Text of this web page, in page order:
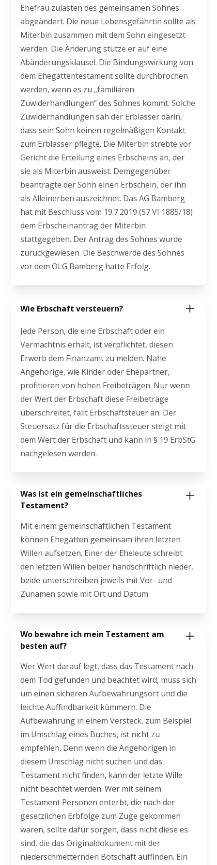
Ehefrau zulasten des gemeinsamen Sohnes
abgeändert. Die neue Lebensgefährtin sollte als
Miterbin zusammen mit dem Sohn eingesetzt
werden. Die Änderung stütze er auf eine
Abänderungsklausel. Die Bindungswirkung von
dem Ehegattentestament sollte durchbrochen
werden, wenn es zu „familiären
Zuwiderhandlungen“ des Sohnes kommt. Solche
Zuwiderhandlungen sah der Erblasser darin,
dass sein Sohn keinen regelmäßigen Kontakt
zum Erblasser pflegte. Die Miterbin strebte vor
Gericht die Erteilung eines Erbscheins an, der
sie als Miterbin ausweist. Demgegenüber
beantragte der Sohn einen Erbschein, der ihn
als Alleinerben auszeichnet. Das AG Bamberg
hat mit Beschluss vom 19.7.2019 (57 VI 1885/18)
dem Erbscheinantrag der Miterbin
stattgegeben. Der Antrag des Sohnes wurde
zurückgewiesen. Die Beschwerde des Sohnes
vor dem OLG Bamberg hatte Erfolg.
Wie Erbschaft versteuern?
Jede Person, die eine Erbschaft oder ein
Vermächtnis erhält, ist verpflichtet, diesen
Erwerb dem Finanzamt zu melden. Nahe
Angehörige, wie Kinder oder Ehepartner,
profitieren von hohen Freibeträgen. Nur wenn
der Wert der Erbschaft diese Freibeträge
überschreitet, fällt Erbschaftsteuer an. Der
Steuersatz für die Erbschaftssteuer steigt mit
dem Wert der Erbschaft und kann in § 19 ErbStG
nachgelesen werden.
Was ist ein gemeinschaftliches
Testament?
Mit einem gemeinschaftlichen Testament
können Ehegatten gemeinsam ihren letzten
Willen aufsetzen. Einer der Eheleute schreibt
den letzten Willen beider handschriftlich nieder,
beide unterschreiben jeweils mit Vor- und
Zunamen sowie mit Ort und Datum
Wo bewahre ich mein Testament am
besten auf?
Wer Wert darauf legt, dass das Testament nach
dem Tod gefunden und beachtet wird, muss sich
um einen sicheren Aufbewahrungsort und die
leichte Auffindbarkeit kümmern. Die
Aufbewahrung in einem Versteck, zum Beispiel
im Umschlag eines Buches, ist nicht zu
empfehlen. Denn wenn die Angehörigen in
diesem Umschlag nicht suchen und das
Testament nicht finden, kann der letzte Wille
nicht beachtet werden. Wer mit seinem
Testament Personen enterbt, die nach der
gesetzlichen Erbfolge zum Zuge gekommen
wären, sollte dafür sorgen, dass nicht diese es
sind, die das Originaldokument mit der
niederschmetternden Botschaft auffinden. Ein